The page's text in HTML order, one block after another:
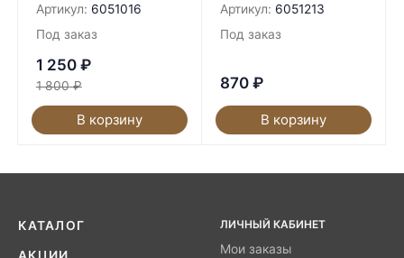
Артикул: 6051016
Под заказ
1 250 ₽
1 800 ₽
В корзину
Артикул: 6051213
Под заказ
870 ₽
В корзину
КАТАЛОГ ЛИЧНЫЙ КАБИНЕТ
Мои заказы